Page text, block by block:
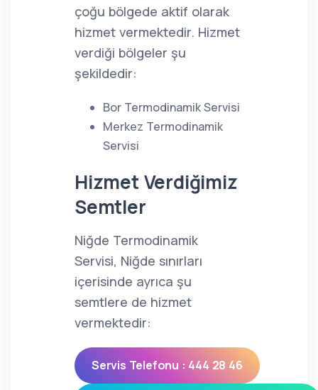
çoğu bölgede aktif olarak
hizmet vermektedir. Hizmet
verdiği bölgeler şu
şekildedir:
Bor Termodinamik Servisi
Merkez Termodinamik
Servisi
Hizmet Verdiğimiz
Semtler
Niğde Termodinamik
Servisi, Niğde sınırları
içerisinde ayrıca şu
semtlere de hizmet
vermektedir:
Servis Telefonu : 444 28 46